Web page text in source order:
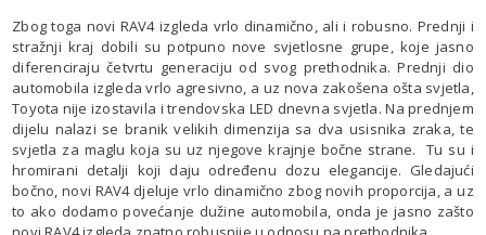
Zbog toga novi RAV4 izgleda vrlo dinamično, ali i robusno. Prednji i
stražnji kraj dobili su potpuno nove svjetlosne grupe, koje jasno
diferenciraju četvrtu generaciju od svog prethodnika. Prednji dio
automobila izgleda vrlo agresivno, a uz nova zakošena ošta svjetla,
Toyota nije izostavila i trendovska LED dnevna svjetla. Na prednjem
dijelu nalazi se branik velikih dimenzija sa dva usisnika zraka, te
svjetla za maglu koja su uz njegove krajnje bočne strane. Tu su i
hromirani detalji koji daju određenu dozu elegancije. Gledajući
bočno, novi RAV4 djeluje vrlo dinamično zbog novih proporcija, a uz
to ako dodamo povećanje dužine automobila, onda je jasno zašto